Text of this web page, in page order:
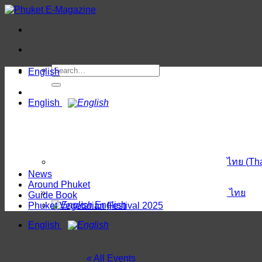
Skip
content
English
ไทย
English
English
English
ไทย (
News
Around Phuket
Guide Book
Phuket Vegetarian Festival 2025
« All Events